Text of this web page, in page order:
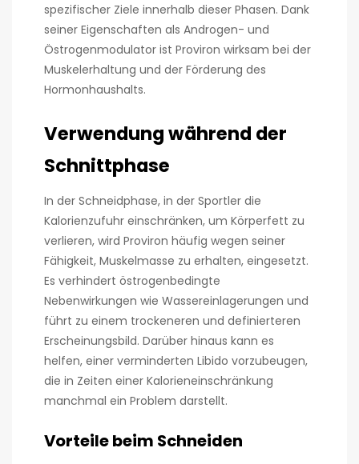
spezifischer Ziele innerhalb dieser Phasen. Dank
seiner Eigenschaften als Androgen- und
Östrogenmodulator ist Proviron wirksam bei der
Muskelerhaltung und der Förderung des
Hormonhaushalts.
Verwendung während der
Schnittphase
In der Schneidphase, in der Sportler die
Kalorienzufuhr einschränken, um Körperfett zu
verlieren, wird Proviron häufig wegen seiner
Fähigkeit, Muskelmasse zu erhalten, eingesetzt.
Es verhindert östrogenbedingte
Nebenwirkungen wie Wassereinlagerungen und
führt zu einem trockeneren und definierteren
Erscheinungsbild. Darüber hinaus kann es
helfen, einer verminderten Libido vorzubeugen,
die in Zeiten einer Kalorieneinschränkung
manchmal ein Problem darstellt.
Vorteile beim Schneiden